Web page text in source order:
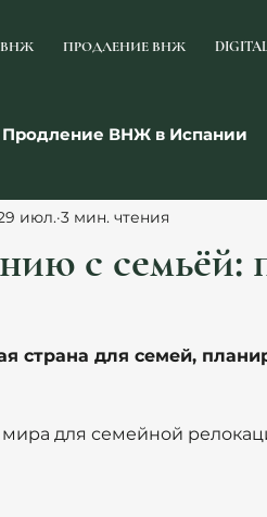
ВНЖ ПРОДЛЕНИЕ ВНЖ
Продление ВНЖ в Испании
Право и
с семьёй:
июл. 3 мин. чтения
страна для семей,
мира для семейной